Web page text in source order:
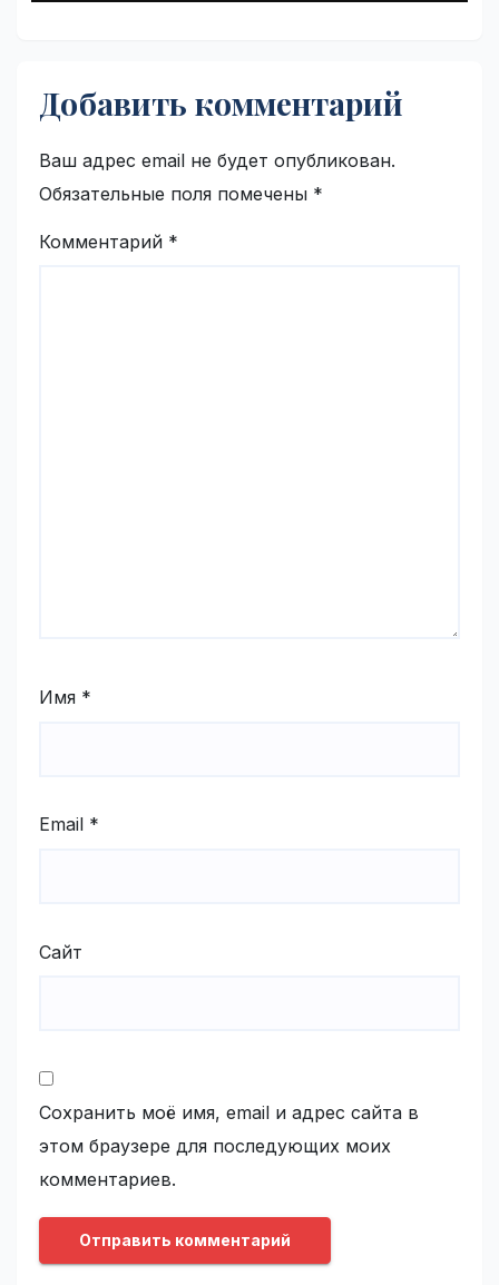
Добавить комментарий
Ваш адрес email не будет опубликован.
Обязательные поля помечены *
Комментарий *
Имя *
Email *
Сайт
Сохранить моё имя, email и адрес сайта в
этом браузере для последующих моих
комментариев.